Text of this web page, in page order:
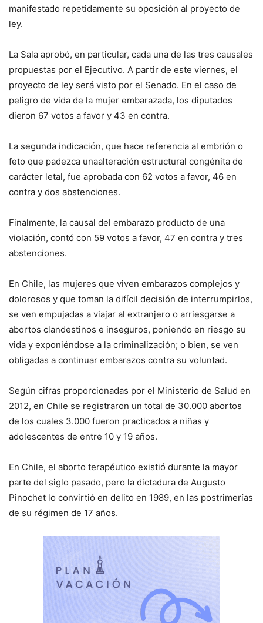
manifestado repetidamente su oposición al proyecto de
ley.
La Sala aprobó, en particular, cada una de las tres causales
propuestas por el Ejecutivo. A partir de este viernes, el
proyecto de ley será visto por el Senado. En el caso de
peligro de vida de la mujer embarazada, los diputados
dieron 67 votos a favor y 43 en contra.
La segunda indicación, que hace referencia al embrión o
feto que padezca unaalteración estructural congénita de
carácter letal, fue aprobada con 62 votos a favor, 46 en
contra y dos abstenciones.
Finalmente, la causal del embarazo producto de una
violación, contó con 59 votos a favor, 47 en contra y tres
abstenciones.
En Chile, las mujeres que viven embarazos complejos y
dolorosos y que toman la difícil decisión de interrumpirlos,
se ven empujadas a viajar al extranjero o arriesgarse a
abortos clandestinos e inseguros, poniendo en riesgo su
vida y exponiéndose a la criminalización; o bien, se ven
obligadas a continuar embarazos contra su voluntad.
Según cifras proporcionadas por el Ministerio de Salud en
2012, en Chile se registraron un total de 30.000 abortos
de los cuales 3.000 fueron practicados a niñas y
adolescentes de entre 10 y 19 años.
En Chile, el aborto terapéutico existió durante la mayor
parte del siglo pasado, pero la dictadura de Augusto
Pinochet lo convirtió en delito en 1989, en las postrimerías
de su régimen de 17 años.